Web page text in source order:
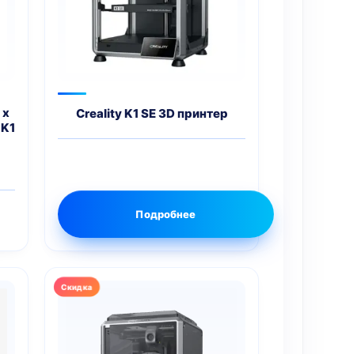
Creality K1 SE 3D принтер
Подробнее